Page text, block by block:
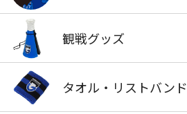
観戦グッズ
タオル・リストバンド